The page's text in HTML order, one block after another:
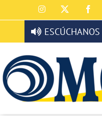
al
contenido
Instagram
ESCÚCHANOS